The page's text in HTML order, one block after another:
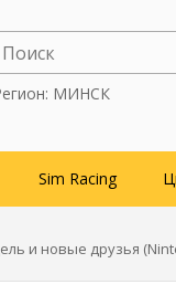
МИНСК
Sim Racing
и новые друзья